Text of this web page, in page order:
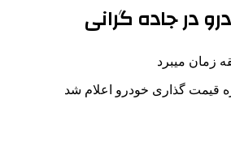
در جاده گرانی